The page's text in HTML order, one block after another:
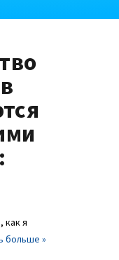
как я
больше »